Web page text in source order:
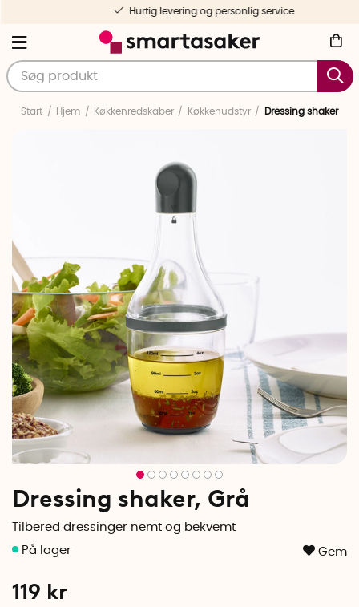
Hurtig levering og personlig service
Start Hjem Køkkenredskaber Køkkenudstyr Dressing shaker
Dressing shaker, Grå
Tilbered dressinger nemt og bekvemt
Gem
119 kr